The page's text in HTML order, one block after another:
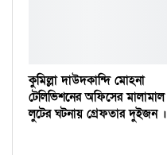
কুমিল্লা দাউদকান্দি মোহনা
টেলিভিশনের অফিসের মালামাল
লুটের ঘটনায় গ্রেফতার দুইজন ।